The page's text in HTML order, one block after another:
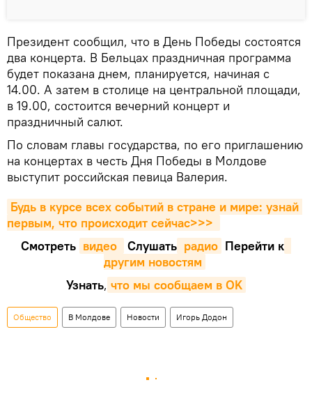
Президент сообщил, что в День Победы состоятся
два концерта. В Бельцах праздничная программа
будет показана днем, планируется, начиная с
14.00. А затем в столице на центральной площади,
в 19.00, состоится вечерний концерт и
праздничный салют.
По словам главы государства, по его приглашению
на концертах в честь Дня Победы в Молдове
выступит российская певица Валерия.
Будь в курсе всех событий в стране и мире: узнай
первым, что происходит сейчаc>>>
Смотреть видео Cлушать радио Перейти к
другим новостям
Узнать, что мы сообщаем в OK
Общество В Молдове Новости Игорь Додон